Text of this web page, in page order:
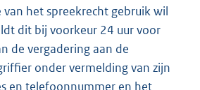
van het spreekrecht gebruik wil
dit bij voorkeur 24 uur voor
de vergadering aan de
onder vermelding van zijn
en telefoonnummer en het